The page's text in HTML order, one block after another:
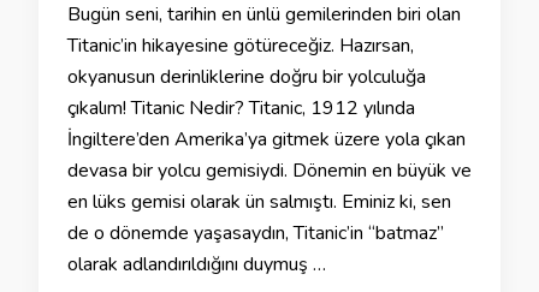
Bugün seni, tarihin en ünlü gemilerinden biri olan
Titanic’in hikayesine götüreceğiz. Hazırsan,
okyanusun derinliklerine doğru bir yolculuğa
çıkalım! Titanic Nedir? Titanic, 1912 yılında
İngiltere’den Amerika’ya gitmek üzere yola çıkan
devasa bir yolcu gemisiydi. Dönemin en büyük ve
en lüks gemisi olarak ün salmıştı. Eminiz ki, sen
de o dönemde yaşasaydın, Titanic’in “batmaz”
olarak adlandırıldığını duymuş …